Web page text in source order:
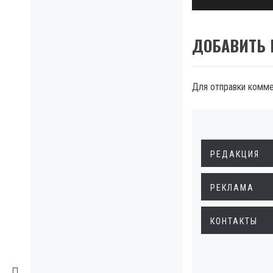
ДОБАВИТЬ
Для отправки
РЕДАКЦИЯ
РЕКЛАМА
КОНТАКТЫ